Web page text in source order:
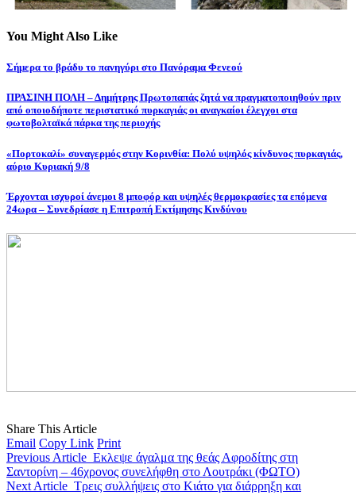
You Might Also Like
Σήμερα το βράδυ το πανηγύρι στο Πανόραμα Φενεού
ΠΡΑΣΙΝΗ ΠΟΛΗ – Δημήτρης Πρωτοπαπάς ζητά να πραγματοποιηθούν πριν
από οποιοδήποτε περιστατικό πυρκαγιάς οι αναγκαίοι έλεγχοι στα
φωτοβολταϊκά πάρκα της περιοχής
«Πορτοκαλί» συναγερμός στην Κορινθία: Πολύ υψηλός κίνδυνος πυρκαγιάς,
αύριο Κυριακή 9/8
Έρχονται ισχυροί άνεμοι 8 μποφόρ και υψηλές θερμοκρασίες τα επόμενα
24ωρα – Συνεδρίασε η Επιτροπή Εκτίμησης Κινδύνου
Share This Article
Email Copy Link Print
Previous Article Εκλεψε άγαλμα της θεάς Αφροδίτης στη
Σαντορίνη – 46χρονος συνελήφθη στο Λουτράκι (ΦΩΤΟ)
Next Article Τρεις συλλήψεις στo Κιάτο για διάρρηξη και